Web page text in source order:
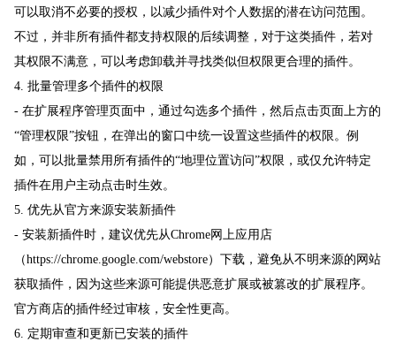
可以取消不必要的授权，以减少插件对个人数据的潜在访问范围。
不过，并非所有插件都支持权限的后续调整，对于这类插件，若对
其权限不满意，可以考虑卸载并寻找类似但权限更合理的插件。
4. 批量管理多个插件的权限
- 在扩展程序管理页面中，通过勾选多个插件，然后点击页面上方的
“管理权限”按钮，在弹出的窗口中统一设置这些插件的权限。例
如，可以批量禁用所有插件的“地理位置访问”权限，或仅允许特定
插件在用户主动点击时生效。
5. 优先从官方来源安装新插件
- 安装新插件时，建议优先从Chrome网上应用店
（https://chrome.google.com/webstore）下载，避免从不明来源的网站
获取插件，因为这些来源可能提供恶意扩展或被篡改的扩展程序。
官方商店的插件经过审核，安全性更高。
6. 定期审查和更新已安装的插件